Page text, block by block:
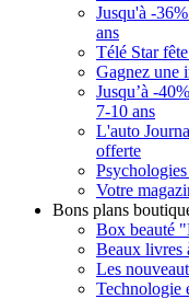
Jusqu'à -
ans
Télé Star
Gagnez une
Jusqu’à -
7-10 ans
L'auto
offerte
Votre
Bons plans
Box beauté
Beaux livres
Les
Technologie